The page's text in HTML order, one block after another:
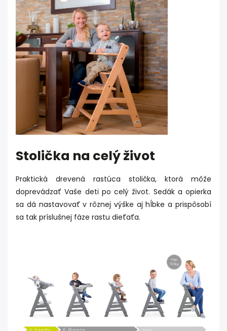
Stolička na celý život
Praktická drevená rastúca stolička, ktorá môže
doprevádzať Vaše deti po celý život. Sedák a opierka
sa dá nastavovať v rôznej výške aj hĺbke a prispôsobí
sa tak príslušnej fáze rastu dieťaťa.